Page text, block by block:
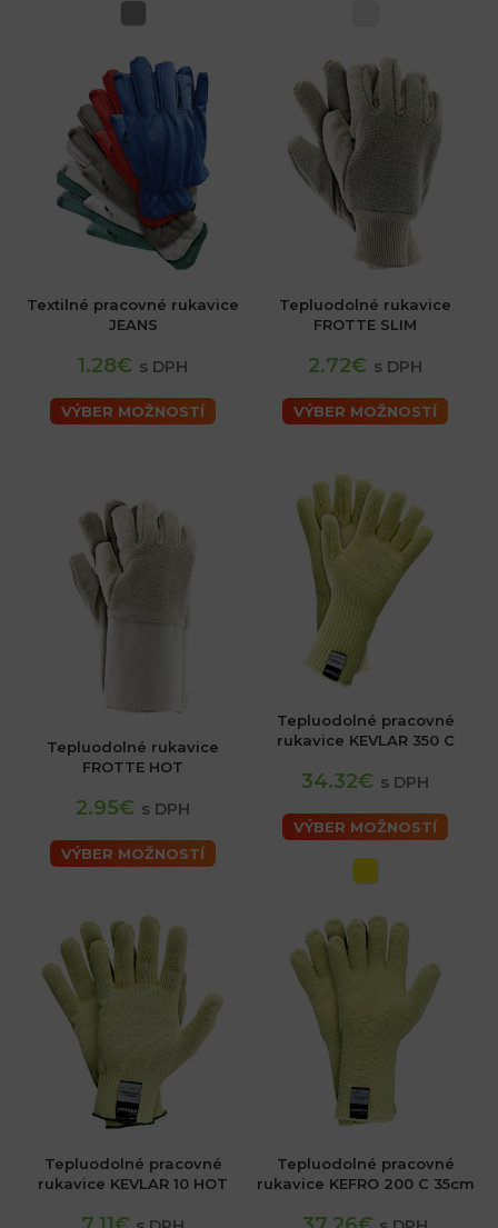
Textilné pracovné rukavice
JEANS
1.28€ s DPH
VÝBER MOŽNOSTÍ
Tepluodolné rukavice
FROTTE SLIM
2.72€ s DPH
VÝBER MOŽNOSTÍ
Tepluodolné rukavice
FROTTE HOT
2.95€ s DPH
VÝBER MOŽNOSTÍ
Tepluodolné pracovné
rukavice KEVLAR 350 C
34.32€ s DPH
VÝBER MOŽNOSTÍ
Tepluodolné pracovné
rukavice KEVLAR 10 HOT
Tepluodolné pracovné
rukavice KEFRO 200 C 35cm